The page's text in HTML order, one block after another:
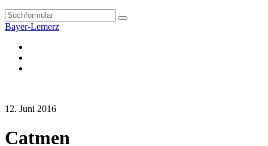
Search
Bayer-Lemerz
12. Juni 2016
Catmen